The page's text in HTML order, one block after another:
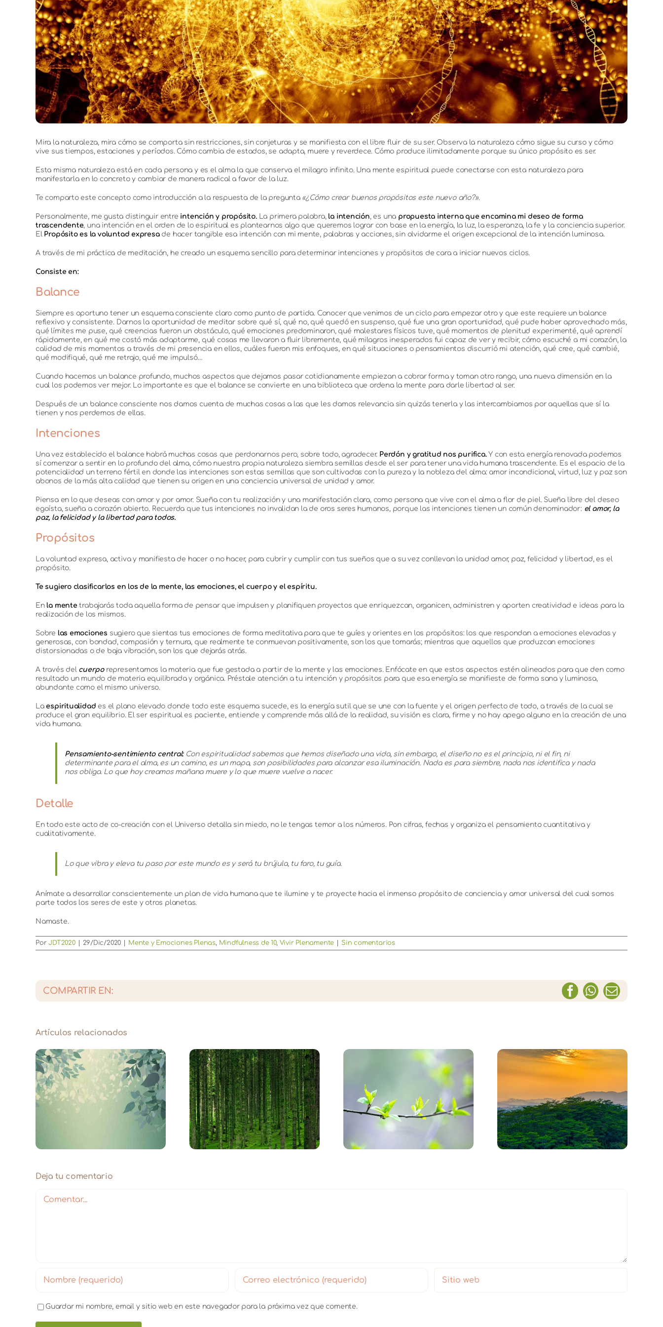
Mira la naturaleza, mira cómo se comporta sin restricciones, sin conjeturas y se manifiesta con el libre fluir de su ser. Observa la naturaleza cómo sigue su curso y cómo
vive sus tiempos, estaciones y períodos. Cómo cambia de estados, se adapta, muere y reverdece. Cómo produce ilimitadamente porque su único propósito es ser.
Esta misma naturaleza está en cada persona y es el alma la que conserva el milagro infinito. Una mente espiritual puede conectarse con esta naturaleza para
manifestarla en lo concreto y cambiar de manera radical a favor de la luz.
Te comparto este concepto como introducción a la respuesta de la pregunta «¿Cómo crear buenos propósitos este nuevo año?».
Personalmente, me gusta distinguir entre intención y propósito.La primera palabra, la intención, es una propuesta interna que encamina mi deseo de forma
trascendente, una intención en el orden de lo espiritual es plantearnos algo que queremos lograr con base en la energía, la luz, la esperanza, la fe y la conciencia superior.
El Propósito es la voluntad expresade hacer tangible esa intención con mi mente, palabras y acciones, sin olvidarme el origen excepcional de la intención luminosa.
A través de mi práctica de meditación, he creado un esquema sencillo para determinar intenciones y propósitos de cara a iniciar nuevos ciclos.
Consiste en:
Balance
Siempre es oportuno tener un esquema consciente claro como punto de partida. Conocer que venimos de un ciclo para empezar otro y que este requiere un balance
reflexivo y consistente. Darnos la oportunidad de meditar sobre qué sí, qué no, qué quedó en suspenso, qué fue una gran oportunidad, qué pude haber aprovechado más,
qué límites me puse, qué creencias fueron un obstáculo, qué emociones predominaron, qué malestares físicos tuve, qué momentos de plenitud experimenté, qué aprendí
rápidamente, en qué me costó más adaptarme, qué cosas me llevaron a fluir libremente, qué milagros inesperados fui capaz de ver y recibir, cómo escuché a mi corazón, la
calidad de mis momentos a través de mi presencia en ellos, cuáles fueron mis enfoques, en qué situaciones o pensamientos discurrió mi atención, qué cree, qué cambié,
qué modifiqué, qué me retrajo, qué me impulsó…
Cuando hacemos un balance profundo, muchos aspectos que dejamos pasar cotidianamente empiezan a cobrar forma y toman otro rango, una nueva dimensión en la
cual los podemos ver mejor. Lo importante es que el balance se convierte en una biblioteca que ordena la mente para darle libertad al ser.
Después de un balance consciente nos damos cuenta de muchas cosas a las que les damos relevancia sin quizás tenerla y las intercambiamos por aquellas que sí la
tienen y nos perdemos de ellas.
Intenciones
Una vez establecido el balance habrá muchas cosas que perdonarnos pero, sobre todo, agradecer. Perdón y gratitud nos purifica.Y con esta energía renovada podemos
sí comenzar a sentir en lo profundo del alma, cómo nuestra propia naturaleza siembra semillas desde el ser para tener una vida humana trascendente. Es el espacio de la
potencialidad un terreno fértil en donde las intenciones son estas semillas que son cultivadas con la pureza y la nobleza del alma: amor incondicional, virtud, luz y paz son
abonos de la más alta calidad que tienen su origen en una conciencia universal de unidad y amor.
Piensa en lo que deseas con amor y por amor. Sueña con tu realización y una manifestación clara, como persona que vive con el alma a flor de piel. Sueña libre del deseo
egoísta, sueña a corazón abierto. Recuerda que tus intenciones no invalidan la de oros seres humanos, porque las intenciones tienen un común denominador: el amor, la
paz, la felicidad y la libertad para todos.
Propósitos
La voluntad expresa, activa y manifiesta de hacer o no hacer, para cubrir y cumplir con tus sueños que a su vez conllevan la unidad amor, paz, felicidad y libertad, es el
propósito.
Te sugiero clasificarlos en los de la mente, las emociones, el cuerpo y el espíritu.
En la mente trabajarás toda aquella forma de pensar que impulsen y planifiquen proyectos que enriquezcan, organicen, administren y aporten creatividad e ideas para la
realización de los mismos.
Sobre las emociones sugiero que sientas tus emociones de forma meditativa para que te guíes y orientes en los propósitos: los que respondan a emociones elevadas y
generosas, con bondad, compasión y ternura, que realmente te conmuevan positivamente, son los que tomarás; mientras que aquellos que produzcan emociones
distorsionadas o de baja vibración, son los que dejarás atrás.
A través del cuerporepresentamos la materia que fue gestada a partir de la mente y las emociones. Enfócate en que estos aspectos estén alineados para que den como
resultado un mundo de materia equilibrada y orgánica. Préstale atención a tu intención y propósitos para que esa energía se manifieste de forma sana y luminosa,
abundante como el mismo universo.
Laespiritualidad es el plano elevado donde todo este esquema sucede, es la energía sutil que se une con la fuente y el origen perfecto de todo, a través de la cual se
produce el gran equilibrio. El ser espiritual es paciente, entiende y comprende más allá de la realidad, su visión es clara, firme y no hay apego alguno en la creación de una
vida humana.
Pensamiento-sentimiento central:Con espiritualidad sabemos que hemos diseñado una vida, sin embargo, el diseño no es el principio, ni el fin, ni
determinante para el alma, es un camino, es un mapa, son posibilidades para alcanzar esa iluminación. Nada es para siembre, nada nos identifica y nada
nos obliga. Lo que hoy creamos mañana muere y lo que muere vuelve a nacer.
Detalle
En todo este acto de co-creación con el Universo detalla sin miedo, no le tengas temor a los números. Pon cifras, fechas y organiza el pensamiento cuantitativa y
cualitativamente.
Lo que vibra y eleva tu paso por este mundo es y será tu brújula, tu faro, tu guía.
Anímate a desarrollar conscientemente un plan de vida humana que te ilumine y te proyecte hacia el inmenso propósito de conciencia y amor universal del cual somos
parte todos los seres de este y otros planetas.
Namaste.
PorJDT2020 29/Dic/2020 Mente y Emociones Plenas, Mindfulness de 10, Vivir Plenamente Sin comentarios
COMPARTIR EN: Facebook
WhatsApp
Correo
Artículos relacionados
Ordenar la energía
interna – Bosque 2026
Equinoccio de
primavera 2026 ¡Vamos
a meditar al Bosque!
Despedimos el año en el
Bosque: Renovar la Luz
Interior
Amarnos
Incondicionalmente –
Meditación en el
Bosque
Deja tu comentario
Comentar
Guardar mi nombre, email y sitio web en este navegador para la próxima vez que comente.